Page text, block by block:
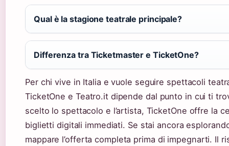
Qual è la stagione teatrale principale?
Differenza tra Ticketmaster e TicketOne?
Per chi vive in Italia e vuole seguire spettacoli
TicketOne e Teatro.it dipende dal punto in cui ti
scelto lo spettacolo e l’artista, TicketOne offre la
biglietti digitali immediati. Se stai ancora
mappare l’offerta completa prima di impegnarti. Il